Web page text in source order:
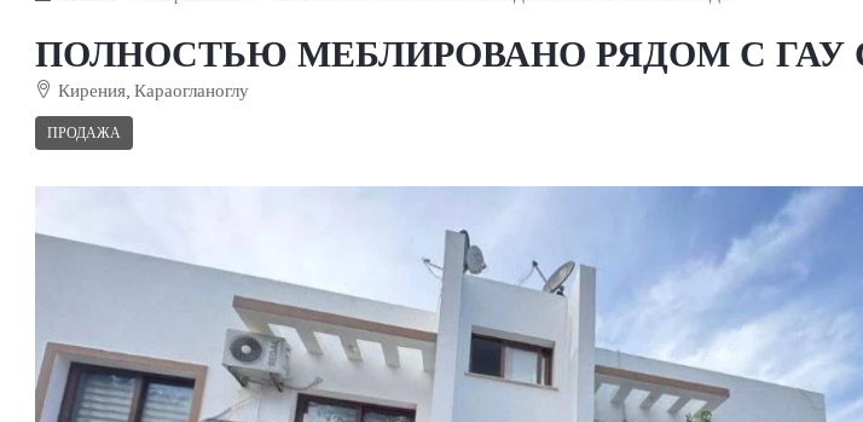
ПОЛНОСТЬЮ МЕБЛИРОВАНО РЯДОМ С ГАУ
Кирения, Караогланоглу
ПРОДАЖА